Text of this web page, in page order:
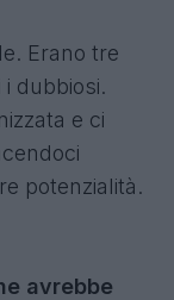
Erano tre
dubbiosi.
e ci
potenzialità.
avrebbe